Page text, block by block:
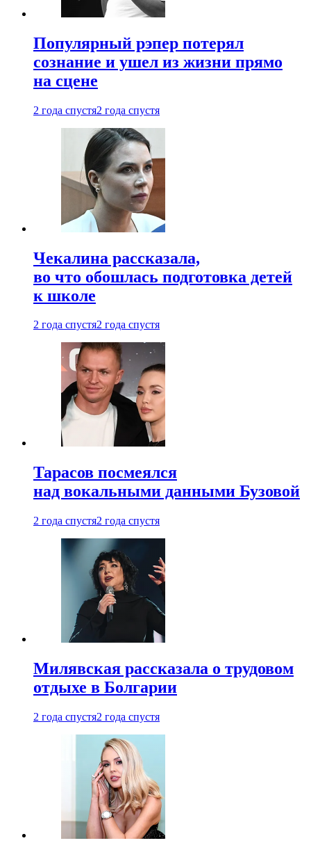
Популярный рэпер потерял
сознание и ушел из жизни прямо
на сцене
2 года спустя2 года спустя
Чекалина рассказала,
во что обошлась подготовка детей
к школе
2 года спустя2 года спустя
Тарасов посмеялся
над вокальными данными Бузовой
2 года спустя2 года спустя
Милявская рассказала о трудовом
отдыхе в Болгарии
2 года спустя2 года спустя